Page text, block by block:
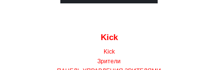
Зрители
ПАНЕЛЬ УПРАВЛЕНИЯ ЗРИТЕЛЯМИ